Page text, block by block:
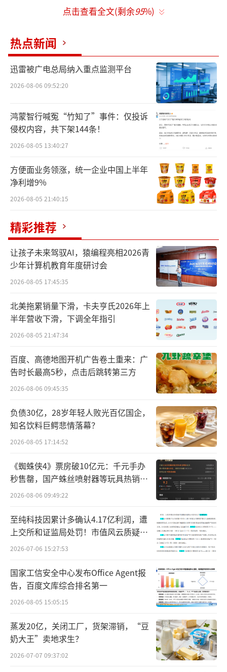
传统行业的老兵曾对此早有预见。链家创
理加盟制快递员、外卖骑手和网约车司
机。“人很难被管理。”光给钱不够，左晖
说，“人都需要变得更有价值——今天的工作能
我们此前曾写过美团管理骑手、分配收入
的变化，相比有固定站点、固定服务区域，每
些，但更没有上班的感觉。他们穿梭于城市各
处，每天行驶几百公里，与大概率不会再见的
乘客同处在密闭空间。
滴滴自2018年起逐渐开始建立一个庞大体
系，试图用更透明的规则、一定的上升空间、
新的司机分成机制维系这个大平台的正常运
作。不包括上千家合作公司，滴滴中国网约车
团队今天直接雇佣了超过7000人管理司机、处
理安全问题和司乘纠纷。
越来越多的管理规则背后，是滴滴正在从
最初轻盈的互联网撮合平台，转变为一家全国
性的交通运输服务公司。
攒口碑值、当小队长、升级为专车司机，
滴滴给司机的收入上升通道
成为滴滴快车司机的第五年，陈霖在北京
养成了自己的跑单习惯。
每天6点出门，接上提前接好的机场或火车
站预约单，然后在大型居民区附近等待当天7-9
点的早高峰订单；白天，在国贸、大望路等写
字楼人流密集区域巡游接单；17-20点晚高峰，
才回到望京、后厂村这类互联网公司聚集的区
域，等待加班的大厂员工下班，送完几批；23
点左右，勾选顺路模式，下班回家。
陈霖是滴滴在北京的一名“全职司机”。
每个月除了尾号限行的日子休息，他每天都会
点击查看全文(剩余95%)
热点新闻
迅雷被广电总局纳入重点监测平台
2026-08-06 09:52:20
鸿蒙智行喊冤“竹知了”事件：仅投诉
侵权内容，共下架144条！
2026-08-05 13:40:27
方便面业务领涨，统一企业中国上半年
净利增9%
2026-08-05 21:40:15
精彩推荐
让孩子未来驾驭AI，猿编程亮相2026青
少年计算机教育年度研讨会
2026-08-05 17:45:35
北美拖累销量下滑，卡夫亨氏2026年上
半年营收下滑，下调全年指引
2026-08-05 21:47:34
百度、高德地图开机广告卷土重来：广
告时长最高5秒，点击后跳转第三方
2026-08-06 09:45:35
负债30亿，28岁年轻人败光百亿国企，
知名饮料巨鳄悲情落幕？
2026-08-05 17:14:52
《蜘蛛侠4》票房破10亿元：千元手办
秒售罄，国产蛛丝喷射器等玩具热销海
外
2026-08-06 09:49:22
至纯科技因累计多确认4.17亿利润，遭
上交所和证监局处罚！市值风云质疑其
财务问题，遭巨额索赔！
2026-07-06 15:27:53
国家工信安全中心发布Office Agent报
告，百度文库综合排名第一
2026-08-05 15:05:15
蒸发20亿，关闭工厂，货架滞销，“豆
奶大王”卖地求生？
2026-07-07 09:37:02